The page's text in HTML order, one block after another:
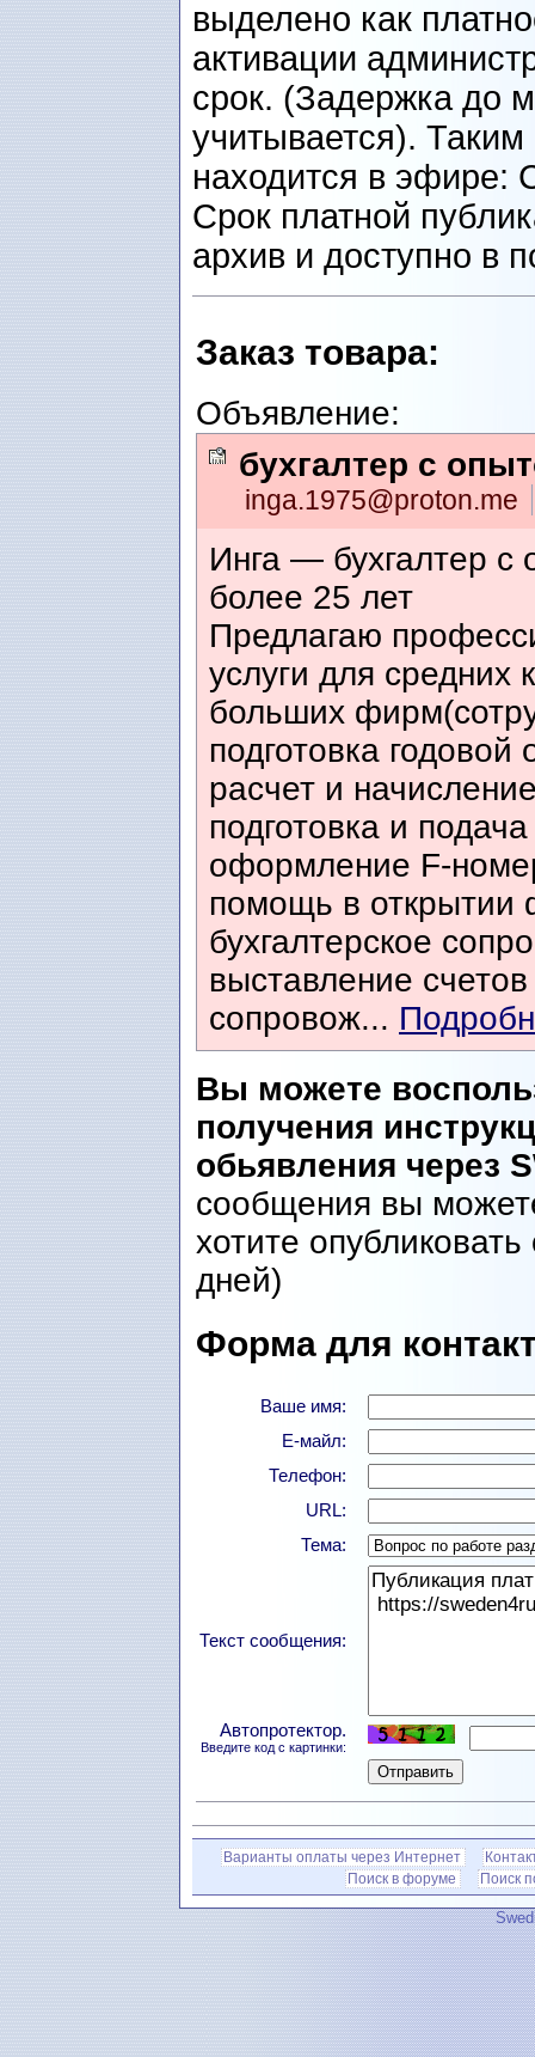
выделено как
активации
срок. (Задержка до
учитывается).
находится в эфире:
Срок платной
архив и доступно в
Заказ товарa:
Объявление:
бухгалтер с
inga.1975@proton.me
Инга — бухгалтер с
более 25 лет
Предлагаю
услуги для средних
больших
подготовка годовой
расчет и
подготовка и
оформление F-
помощь в открытии
бухгалтерское
выставление
сопровож...
Вы можете
получения
обьявления через
сообщения вы
хотите
дней)
Форма для
Ваше имя:
Е-майл:
Телефон:
URL:
Тема:
Текст сообщения:
Автопротектор.
Введите код с картинки:
Варианты оплаты через Интернет
Поиск в форуме
Поиск